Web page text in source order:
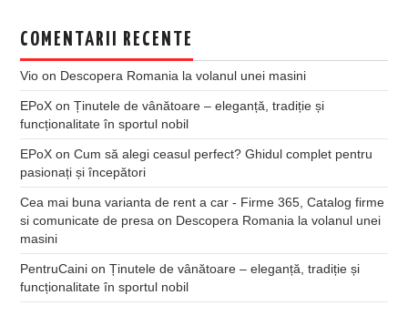
COMENTARII RECENTE
Vio on Descopera Romania la volanul unei masini
EPoX onȚinutele de vânătoare – eleganță, tradiție și
funcționalitate în sportul nobil
EPoX onCum să alegi ceasul perfect? Ghidul complet pentru
pasionați și începători
Cea mai buna varianta de rent a car - Firme 365, Catalog firme
si comunicate de presa on Descopera Romania la volanul unei
masini
PentruCaini onȚinutele de vânătoare – eleganță, tradiție și
funcționalitate în sportul nobil